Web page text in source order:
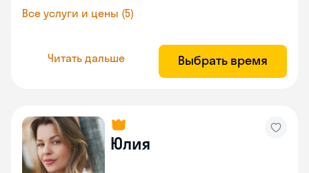
Все услуги и цены (5)
Читать дальше Выбрать время
Юлия